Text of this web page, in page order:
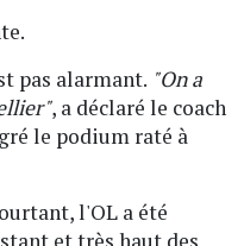
pas alarmant. "On a
, a déclaré le coach
le podium raté à
l'OL a été